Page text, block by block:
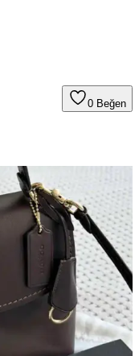
0 Beğen